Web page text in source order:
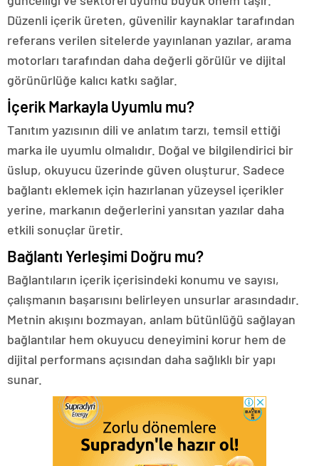
Düzenli içerik üreten, güvenilir kaynaklar tarafından
referans verilen sitelerde yayınlanan yazılar, arama
motorları tarafından daha değerli görülür ve dijital
görünürlüğe kalıcı katkı sağlar.
İçerik Markayla Uyumlu mu?
Tanıtım yazısının dili ve anlatım tarzı, temsil ettiği
marka ile uyumlu olmalıdır. Doğal ve bilgilendirici bir
üslup, okuyucu üzerinde güven oluşturur. Sadece
bağlantı eklemek için hazırlanan yüzeysel içerikler
yerine, markanın değerlerini yansıtan yazılar daha
etkili sonuçlar üretir.
Bağlantı Yerleşimi Doğru mu?
Bağlantıların içerik içerisindeki konumu ve sayısı,
çalışmanın başarısını belirleyen unsurlar arasındadır.
Metnin akışını bozmayan, anlam bütünlüğü sağlayan
bağlantılar hem okuyucu deneyimini korur hem de
dijital performans açısından daha sağlıklı bir yapı
sunar.